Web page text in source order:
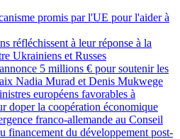
promis par l'UE pour l'aider à
réfléchissent à leur réponse à la
Ukrainiens et Russes
5 millions € pour soutenir les
Nadia Murad et Denis Mukwege
européens favorables à
doper la coopération économique
franco-allemande au Conseil
financement du développement post-